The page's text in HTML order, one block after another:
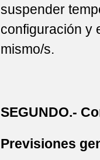
suspender
configuración y
mismo/s.
SEGUNDO.-
Previsiones